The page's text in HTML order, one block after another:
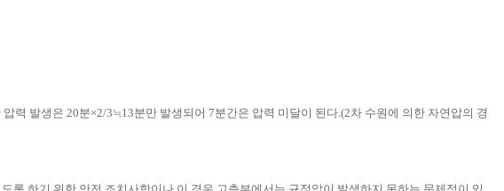
력 발생은 20분×2/3≒13분만 발생되어 7분간은 압력 미달이 된다.(2차 수원에 의한 자연압의 경